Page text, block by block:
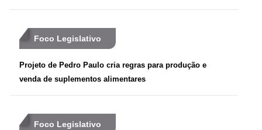
Foco Legislativo
Projeto de Pedro Paulo cria regras para produção e
venda de suplementos alimentares
Foco Legislativo